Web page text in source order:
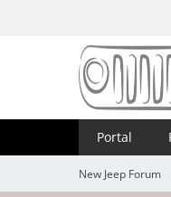
Portal
New Jeep Forum